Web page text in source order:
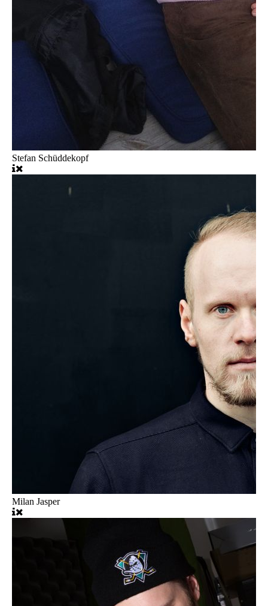
Stefan Schüddekopf
Milan Jasper